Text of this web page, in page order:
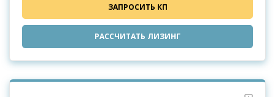
ЗАПРОСИТЬ КП
РАССЧИТАТЬ ЛИЗИНГ